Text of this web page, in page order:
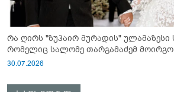
რა ღირს "ზუჰაირ მურადის" ულამაზესი საქორწინო კაბა,
რომელიც სალომე თარგამაძემ მოირგო
30.07.2026